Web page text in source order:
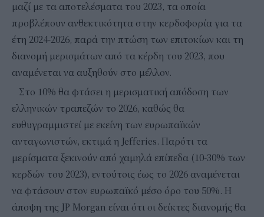
μαζί με τα αποτελέσματα του 2023, τα οποία
προβλέπουν ανθεκτικότητα στην κερδοφορία για τα
έτη 2024-2026, παρά την πτώση των επιτοκίων και τη
διανομή μερισμάτων από τα κέρδη του 2023, που
αναμένεται να αυξηθούν στο μέλλον.
Στο 10% θα φτάσει η μερισματική απόδοση των
ελληνικών τραπεζών το 2026, καθώς θα
ευθυγραμμιστεί με εκείνη των ευρωπαϊκών
ανταγωνιστών, εκτιμά η Jefferies. Παρότι τα
μερίσματα ξεκινούν από χαμηλά επίπεδα (10-30% των
κερδών του 2023), εντούτοις έως το 2026 αναμένεται
να φτάσουν στον ευρωπαϊκό μέσο όρο του 50%. Η
άποψη της JP Morgan είναι ότι οι δείκτες διανομής θα